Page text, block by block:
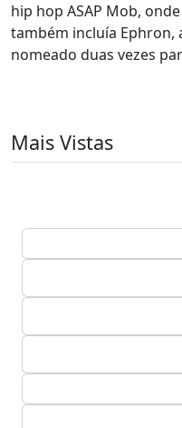
hip hop ASAP Mob,
também incluía Ephron,
nomeado duas vezes
Mais Vistas